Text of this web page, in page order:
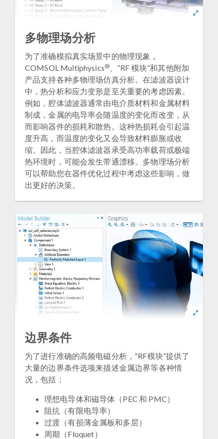
多物理场分析
为了准确模拟真实场景中的物理现象，
COMSOL Multiphysics®
、“RF 模块”和其他附加
产品支持各种多物理场仿真分析。在滤波器设计
中，热分析和应力变形是至关重要的考虑因素。
例如，腔体滤波器通常由电介质材料和金属材料
制成，金属的电导率会随温度的变化而改变，从
而影响器件的损耗和散热。这种热损耗会引起温
度升高，而温度的变化又会导致材料膨胀或收
缩。因此，当腔体滤波器承受高功率载荷或极端
热环境时，可能会发生带通漂移。多物理场分析
可以帮助您在器件优化过程中考虑这些影响，做
出更好的决策。
边界条件
为了进行准确的高频电磁分析，“RF模块”提供了
大量的边界条件选项来描述金属边界等各种情
况，包括：
理想电导体和磁导体（PEC 和 PMC）
阻抗（有限电导率）
过渡（有损薄金属板和多层）
周期（Floquet）